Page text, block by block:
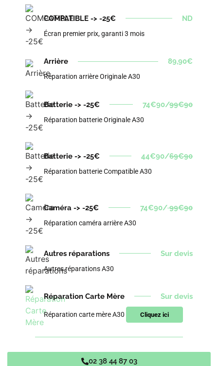
COMPATIBLE -> -25€ ND
Écran premier prix, garanti 3 mois
Arrière 89,90€
Réparation arrière Originale A30
Batterie -> -25€ 74€90/99€90
Réparation batterie Originale A30
Batterie -> -25€ 44€90/69€90
Réparation batterie Compatible A30
Caméra -> -25€ 74€90/99€90
Réparation caméra arrière A30
Autres réparations Sur devis
Autres réparations A30
Réparation Carte Mère Sur devis
Réparation carte mère A30 Cliquez ici
02 38 44 87 03